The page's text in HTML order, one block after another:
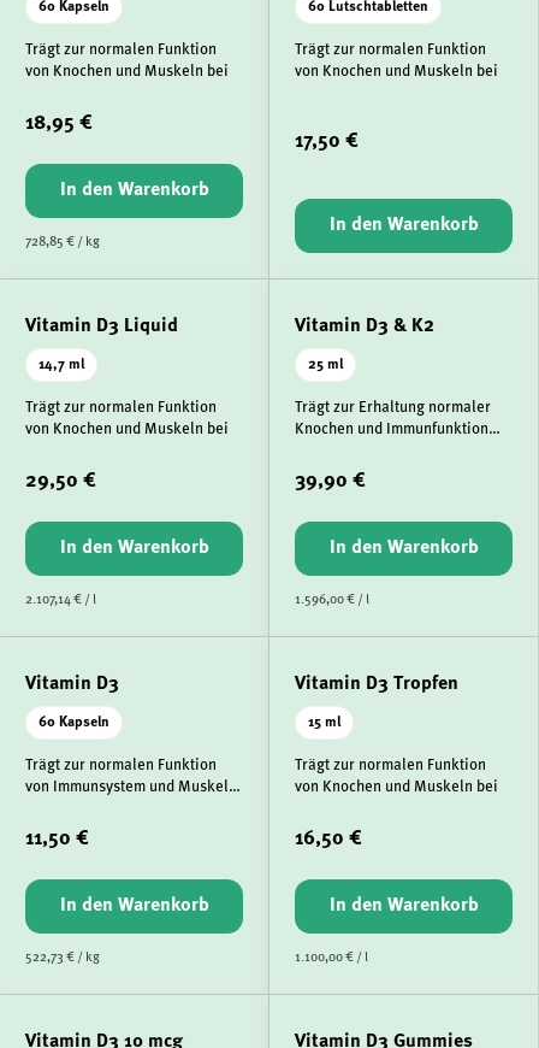
60 Kapseln
Trägt zur normalen Funktion
von Knochen und Muskeln bei
18,95 €
In den Warenkorb
728,85 € / kg
60 Lutschtabletten
Trägt zur normalen Funktion
von Knochen und Muskeln bei
17,50 €
In den Warenkorb
Vitamin D3 Liquid
14,7 ml
Trägt zur normalen Funktion
von Knochen und Muskeln bei
29,50 €
In den Warenkorb
2.107,14 € / l
Vitamin D3 & K2
25 ml
Trägt zur Erhaltung normaler
Knochen und Immunfunktion
39,90 €
In den Warenkorb
1.596,00 € / l
Vitamin D3
60 Kapseln
Trägt zur normalen Funktion
von Immunsystem und Muskeln
11,50 €
In den Warenkorb
522,73 € / kg
Vitamin D3 Tropfen
15 ml
Trägt zur normalen Funktion
von Knochen und Muskeln bei
16,50 €
In den Warenkorb
1.100,00 € / l
Vitamin D3 10 mcg Vitamin D3 Gummies